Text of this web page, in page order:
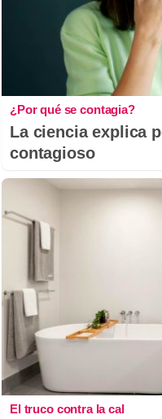
¿Por qué se contagia?
La ciencia explica
contagioso
El truco contra la cal